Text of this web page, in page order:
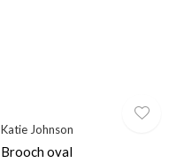
Katie Johnson
Brooch oval